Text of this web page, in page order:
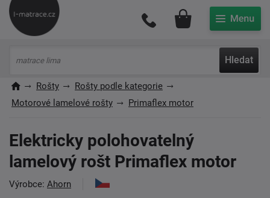
Hledat
Můj účet
Rošty
Rošty podle kategorie
Motorové lamelové rošty
Primaflex motor
Elektricky polohovatelný
lamelový rošt Primaflex motor
Výrobce: Ahorn